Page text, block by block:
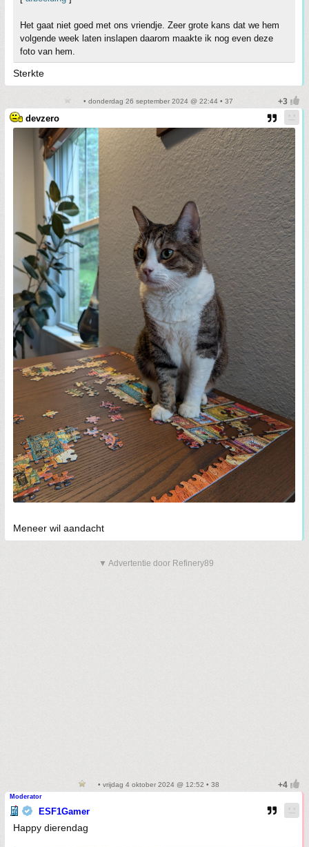
Het gaat niet goed met ons vriendje. Zeer grote kans dat we hem
volgende week laten inslapen daarom maakte ik nog even deze
foto van hem.
Sterkte
• donderdag 26 september 2024 @ 22:44 • 37
devzero
Meneer wil aandacht
▼ Advertentie door Refinery89
• vrijdag 4 oktober 2024 @ 12:52 • 38
Moderator
ESF1Gamer
Happy dierendag